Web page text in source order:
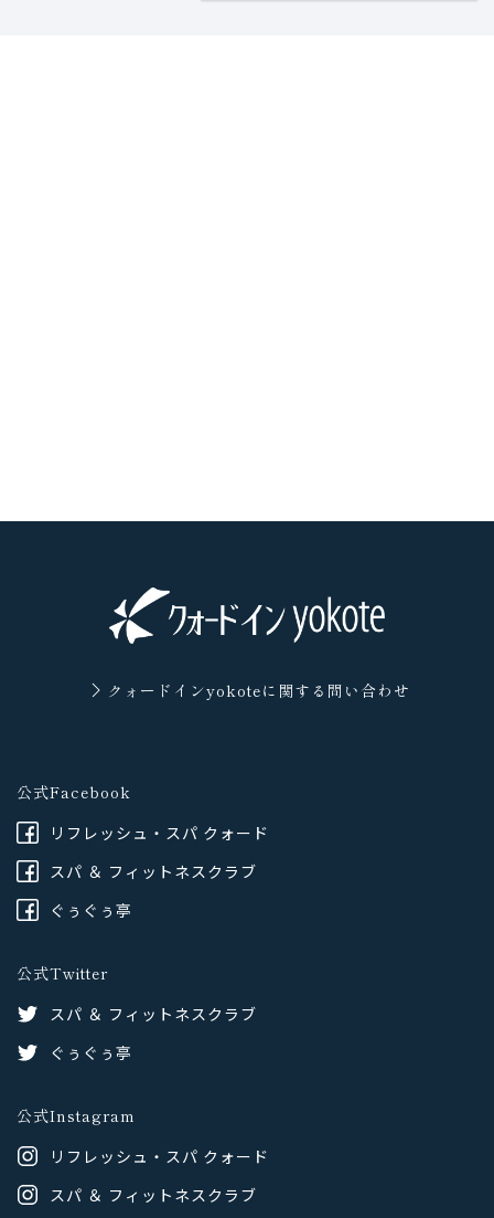
クォードインyokoteに 関する問い合わせ
公式Facebook
リフレッシュ・スパ クォード
スパ ＆ フィットネスクラブ
ぐぅぐぅ亭
公式Twitter
スパ ＆ フィットネスクラブ
ぐぅぐぅ亭
公式Instagram
リフレッシュ・スパ クォード
スパ ＆ フィットネスクラブ